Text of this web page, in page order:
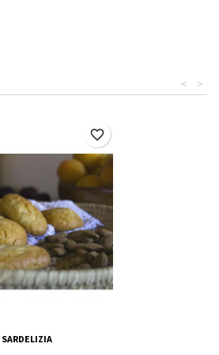
>
<
SARDELIZIA
favorite_border